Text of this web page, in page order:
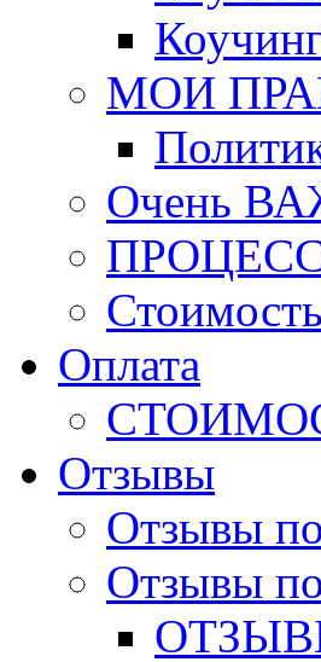
МОИ
Очень
Оплата
Отзывы
Отзывы
Отзывы